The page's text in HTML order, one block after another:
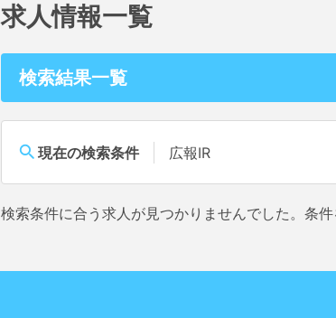
求人情報一覧
検索結果一覧
現在の検索条件 広報IR
検索条件に合う求人が見つかりませんでした。条